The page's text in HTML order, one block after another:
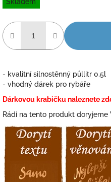
cena:
Skladem
- kvalitní silnostěnný půllitr 0,5l
- vhodný dárek pro rybáře
Dárkovou krabičku naleznete
Rádi na tento produkt doryjeme